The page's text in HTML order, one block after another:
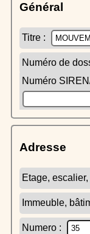
Général
Titre :
Numéro de
Numéro
Adresse
Etage,
Immeuble,
Numero :